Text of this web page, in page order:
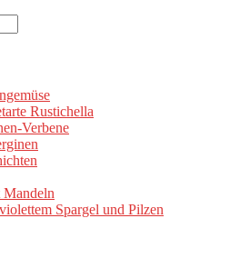
Rustichella
Verbene
Mandeln
Spargel und Pilzen